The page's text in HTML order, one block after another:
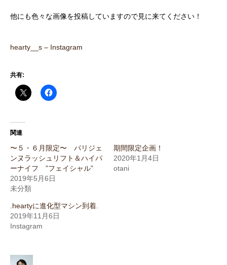
他にも色々な画像を投稿していますので見に来てください！
hearty__s – Instagram
共有:
関連
〜５・６月限定〜 パリジェ
ンヌラッシュリフト＆ハイパ
ーナイフ ”フェイシャル”
2019年5月6日
未分類
期間限定企画！
2020年1月4日
otani
.heartyに進化型マシン到着.
2019年11月6日
Instagram